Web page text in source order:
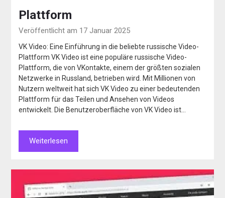
Plattform
Veröffentlicht am 17 Januar 2025
VK Video: Eine Einführung in die beliebte russische Video-
Plattform VK Video ist eine populäre russische Video-
Plattform, die von VKontakte, einem der größten sozialen
Netzwerke in Russland, betrieben wird. Mit Millionen von
Nutzern weltweit hat sich VK Video zu einer bedeutenden
Plattform für das Teilen und Ansehen von Videos
entwickelt. Die Benutzeroberfläche von VK Video ist…
Weiterlesen